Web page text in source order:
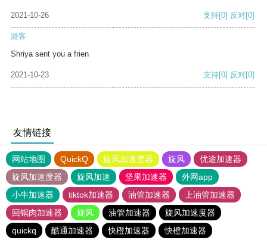
2021-10-26 支持[0] 反对[0]
游客
Shriya sent you a frien
2021-10-23 支持[0] 反对[0]
友情链接
网站地图 QuickQ 旋风加速度器 旋风
优途加速器
旋风加速度器
旋风加速 坚果加速器
外网app
小牛加速器
tiktok加速器 油管加速器
上油管加速器
回锅肉加速器
旋风 油管加速器
旋风加速度器
quickq
酷通加速器 快橙加速器 快橙加速器